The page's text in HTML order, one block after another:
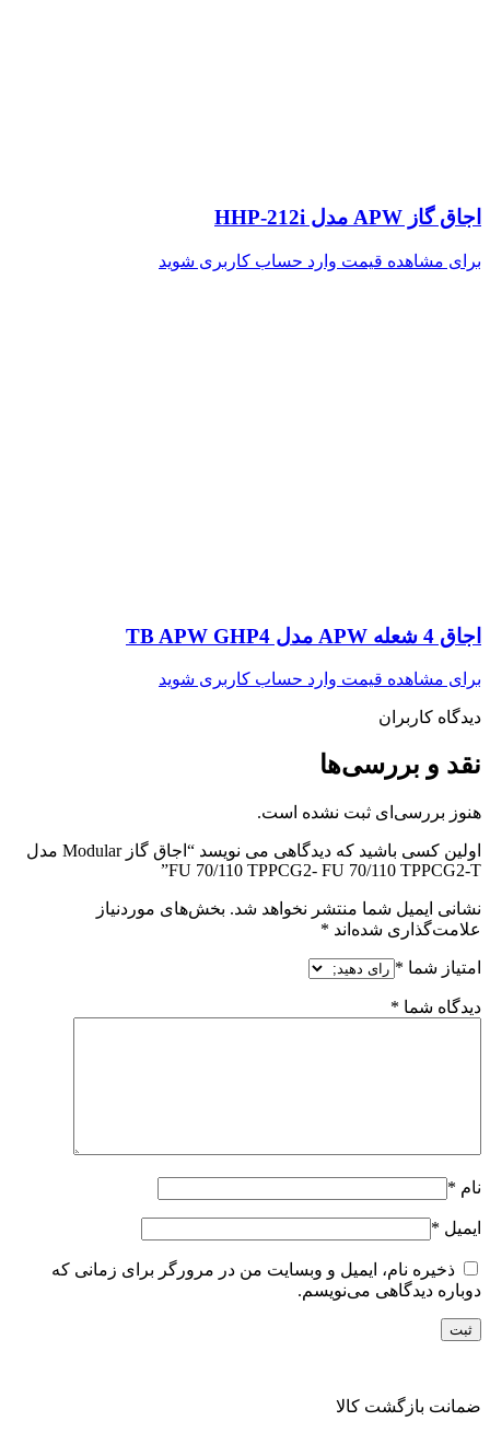
اجاق گاز APW مدل HHP-212i
برای مشاهده قیمت وارد حساب کاربری شوید
اجاق 4 شعله APW مدل TB APW GHP4
برای مشاهده قیمت وارد حساب کاربری شوید
دیدگاه کاربران
نقد و بررسی‌ها
هنوز بررسی‌ای ثبت نشده است.
اولین کسی باشید که دیدگاهی می نویسد “اجاق گاز Modular مدل
FU 70/110 TPPCG2- FU 70/110 TPPCG2-T”
نشانی ایمیل شما منتشر نخواهد شد. بخش‌های موردنیاز
علامت‌گذاری شده‌اند *
امتیاز شما *
دیدگاه شما *
نام *
ایمیل *
ذخیره نام، ایمیل و وبسایت من در مرورگر برای زمانی که
دوباره دیدگاهی می‌نویسم.
ضمانت بازگشت کالا